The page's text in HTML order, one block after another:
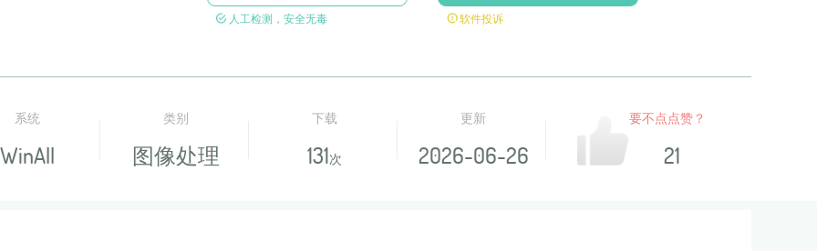
人工检测，安全无毒 软件投诉
系统
WinAll
类别
图像处理
下载
131次
更新
2026-06-26
要不点点赞？
21